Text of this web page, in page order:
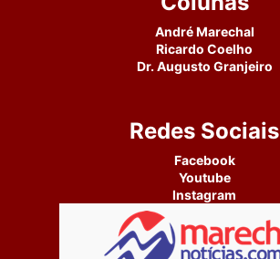
André Marechal
Ricardo Coelho
Dr. Augusto Granjeiro
Redes Sociais
Facebook
Youtube
Instagram